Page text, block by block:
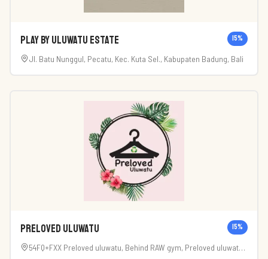
PLAY by Uluwatu Estate 15%
Jl. Batu Nunggul, Pecatu, Kec. Kuta Sel., Kabupaten Badung, Bali
Preloved uluwatu 15%
54FQ+FXX Preloved uluwatu, Behind RAW gym, Preloved uluwatu